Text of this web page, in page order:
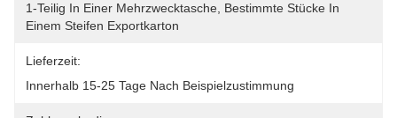
1-Teilig In Einer Mehrzwecktasche, Bestimmte Stücke In
Einem Steifen Exportkarton
Lieferzeit:
Innerhalb 15-25 Tage Nach Beispielzustimmung